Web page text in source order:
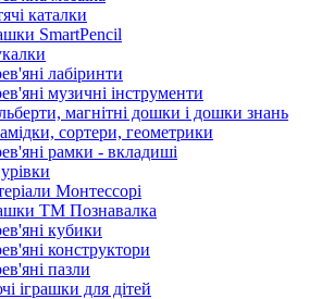
каталки
SmartPencil
лабіринти
музичні інструменти
магнітні дошки і дошки знань
сортери, геометрики
рамки - вкладиші
Монтессорі
ТМ Познавалка
кубики
конструктори
пазли
іграшки для дітей